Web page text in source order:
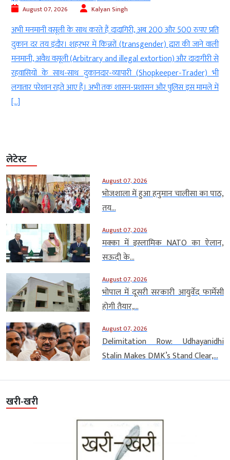
2026 Kalyan Singh
के साथ करते हैं दादागिरी, अब 200 और 500 रुपए प्रति
शहरभर में किन्नरों (transgender) द्वारा की जाने वाली
वसूली (Arbitrary and illegal extortion) और दादागीरी से
साथ-साथ दुकानदार-व्यापारी (Shopkeeper-Trader) भी
रहते आए हैं। अभी तक शासन-प्रशासन और पुलिस इस मामले में
इंदौर. चीफ
पहुंची, महाकाल
जी इंदौर पहुंचेंगे,
जजेस गेस्ट हाउस
इंदौर लौट […]
लेटेस्ट
August 07, 2026
भोजशाला में हुआ हनुमान चालीसा का पाठ,
तय...
August 07, 2026
मक्का में इस्लामिक NATO का ऐलान,
सऊदी के...
August 07, 2026
भोपाल में दूसरी सरकारी आयुर्वेद फार्मेसी
होगी तैयार,...
August 07, 2026
Delimitation Row: Udhayanidhi
Stalin Makes DMK’s Stand Clear,...
खरी-खरी